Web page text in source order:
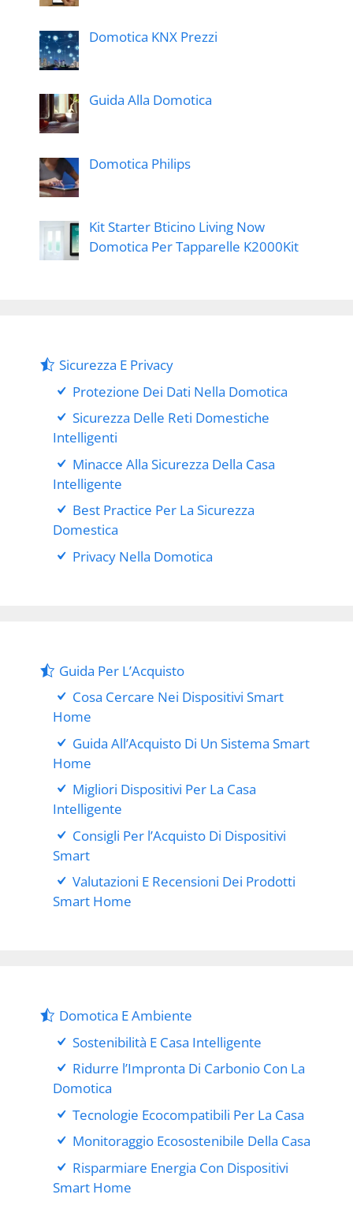
Domotica KNX Prezzi
Guida Alla Domotica
Domotica Philips
Kit Starter Bticino Living Now
Domotica Per Tapparelle K2000Kit
Sicurezza E Privacy
Protezione Dei Dati Nella Domotica
Sicurezza Delle Reti Domestiche
Intelligenti
Minacce Alla Sicurezza Della Casa
Intelligente
Best Practice Per La Sicurezza
Domestica
Privacy Nella Domotica
Guida Per L’Acquisto
Cosa Cercare Nei Dispositivi Smart
Home
Guida All’Acquisto Di Un Sistema Smart
Home
Migliori Dispositivi Per La Casa
Intelligente
Consigli Per l’Acquisto Di Dispositivi
Smart
Valutazioni E Recensioni Dei Prodotti
Smart Home
Domotica E Ambiente
Sostenibilità E Casa Intelligente
Ridurre l’Impronta Di Carbonio Con La
Domotica
Tecnologie Ecocompatibili Per La Casa
Monitoraggio Ecosostenibile Della Casa
Risparmiare Energia Con Dispositivi
Smart Home